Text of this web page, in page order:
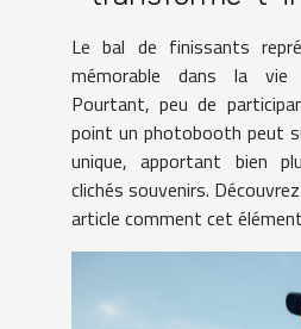
Le bal de finissants
mémorable dans la vie
Pourtant, peu de
point un photobooth peut
unique, apportant bien
clichés souvenirs.
article comment cet